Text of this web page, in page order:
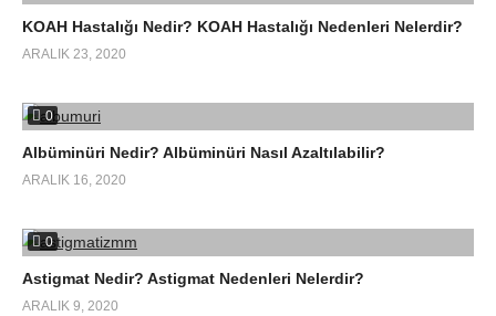
KOAH Hastalığı Nedir? KOAH Hastalığı Nedenleri Nelerdir?
ARALIK 23, 2020
0
Albüminüri Nedir? Albüminüri Nasıl Azaltılabilir?
ARALIK 16, 2020
0
Astigmat Nedir? Astigmat Nedenleri Nelerdir?
ARALIK 9, 2020